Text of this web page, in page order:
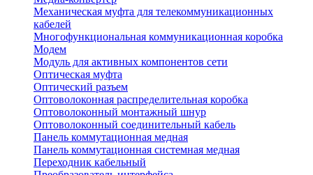
Механическая муфта для телекоммуникационных
кабелей
Многофункциональная коммуникационная коробка
Модем
Модуль для активных компонентов сети
Оптическая муфта
Оптический разъем
Оптоволоконная распределительная коробка
Оптоволоконный монтажный шнур
Оптоволоконный соединительный кабель
Панель коммутационная медная
Панель коммутационная системная медная
Переходник кабельный